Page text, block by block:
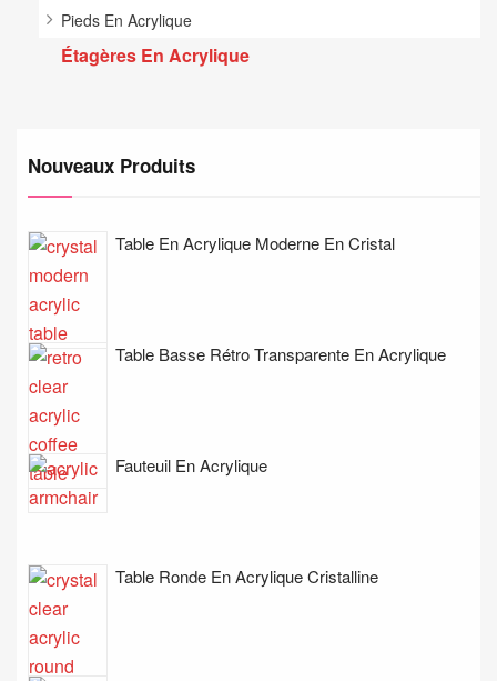
Pieds En Acrylique
Étagères En Acrylique
Nouveaux Produits
Table En Acrylique Moderne En Cristal
Table Basse Rétro Transparente En Acrylique
Fauteuil En Acrylique
Table Ronde En Acrylique Cristalline